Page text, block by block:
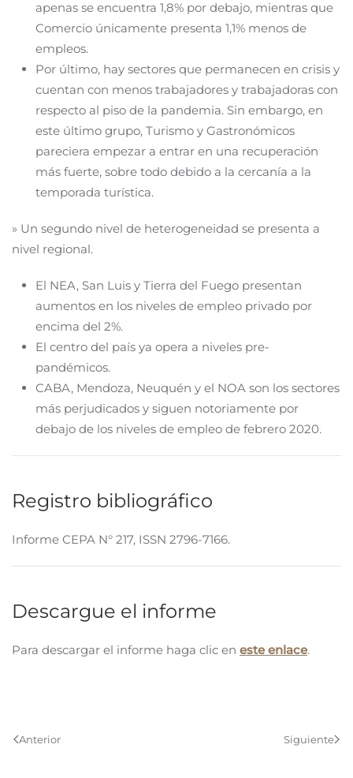
apenas se encuentra 1,8% por debajo, mientras que
Comercio únicamente presenta 1,1% menos de
empleos.
Por último, hay sectores que permanecen en crisis y
cuentan con menos trabajadores y trabajadoras con
respecto al piso de la pandemia. Sin embargo, en
este último grupo, Turismo y Gastronómicos
pareciera empezar a entrar en una recuperación
más fuerte, sobre todo debido a la cercanía a la
temporada turística.
» Un segundo nivel de heterogeneidad se presenta a
nivel regional.
El NEA, San Luis y Tierra del Fuego presentan
aumentos en los niveles de empleo privado por
encima del 2%.
El centro del país ya opera a niveles pre-
pandémicos.
CABA, Mendoza, Neuquén y el NOA son los sectores
más perjudicados y siguen notoriamente por
debajo de los niveles de empleo de febrero 2020.
Registro bibliográfico
Informe CEPA N° 217, ISSN 2796-7166.
Descargue el informe
Para descargar el informe haga clic en este enlace.
Anterior Siguiente